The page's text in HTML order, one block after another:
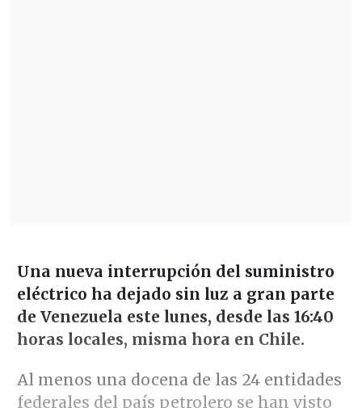
Una nueva interrupción del suministro
eléctrico ha dejado sin luz a gran parte
de Venezuela este lunes, desde las 16:40
horas locales, misma hora en Chile.
Al menos una docena de las 24 entidades
federales del país petrolero se han visto